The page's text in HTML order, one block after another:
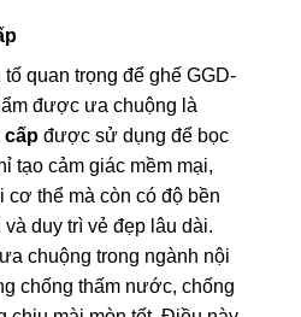
quan trọng để ghế GGD-
được ưa chuộng là
cấpđược sử dụng để bọc
tạo cảm giác mềm mại,
cơ thể mà còn có độ bền
duy trì vẻ đẹp lâu dài.
chuộng trong ngành nội
chống thấm nước, chống